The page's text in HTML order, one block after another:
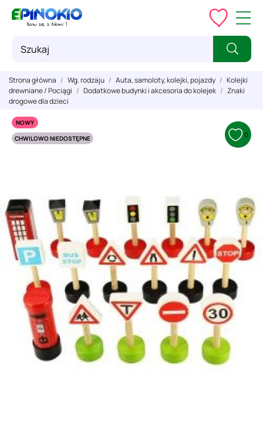
Strona główna Wg. rodzaju Auta, samoloty, kolejki, pojazdy
Kolejki
drewniane / Pociągi
Dodatkowe budynki i akcesoria do kolejek
Znaki
drogowe dla dzieci
NOWY
CHWILOWO NIEDOSTĘPNE
0